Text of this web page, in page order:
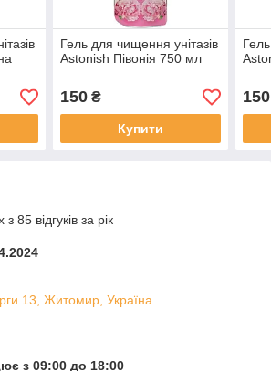
Гель для чищення унітазів
Astonish Півонія 750 мл
150₴
Купити
150
85 відгуків за рік
13, Житомир, Україна
з 09:00 до 18:00